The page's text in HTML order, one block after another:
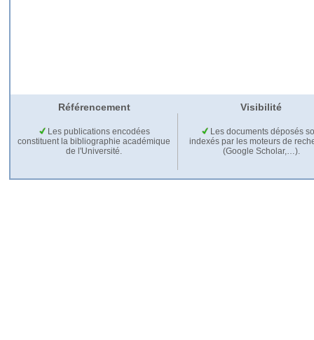
Référencement Visibilité
Les publications encodées
constituent la bibliographie académique
de l'Université.
Les documents déposés
indexés par les moteurs de
(Google Scholar,…).